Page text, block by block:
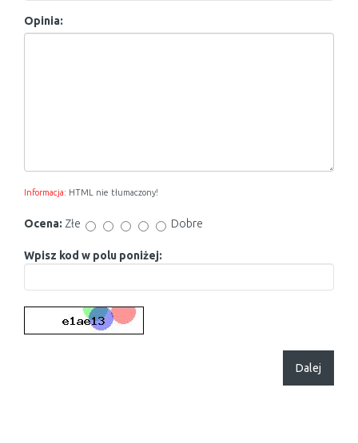
Opinia:
Informacja: HTML nie tłumaczony!
Ocena: Złe Dobre
Wpisz kod w polu poniżej:
Dalej